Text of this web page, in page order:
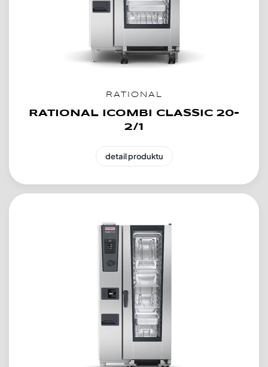
RATIONAL
RATIONAL ICOMBI CLASSIC 20-
2/1
detail produktu